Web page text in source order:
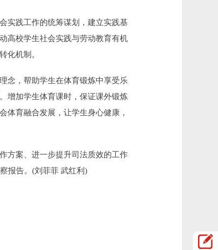
践工作的统筹谋划，建立实践基
高校学生社会实践与劳动教育有机
化机制。
念，帮助学生在体育锻炼中享受乐
增加学生体育课时，保证课外锻炼
体育融合发展，让学生身心健康，
方案、进一步提升司法质效的工作
报告。(刘菲菲 武红利)